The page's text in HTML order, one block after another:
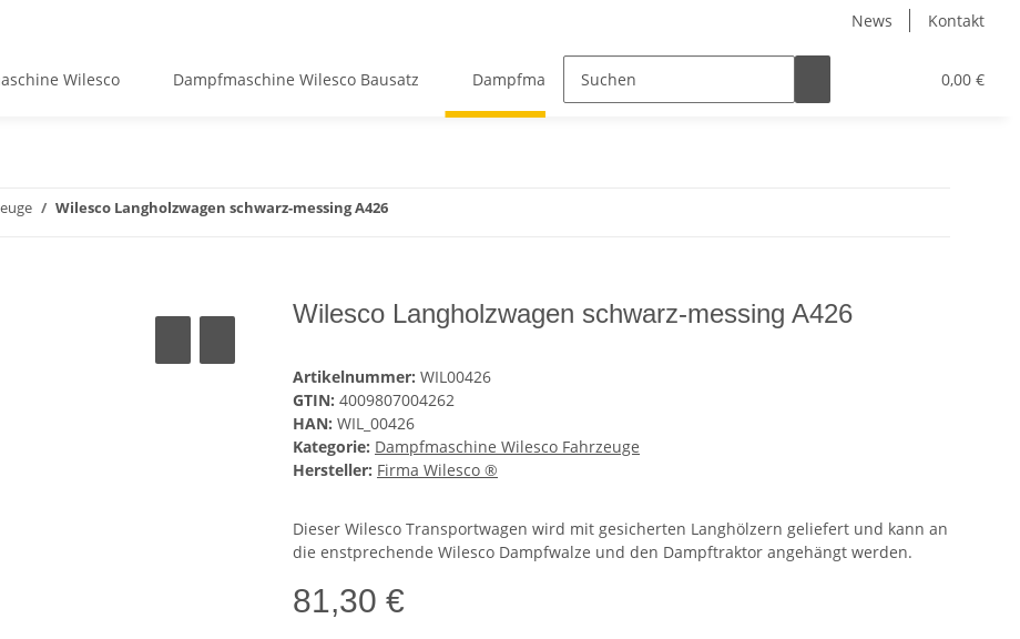
News Kontakt
0,00 €
Wilesco Dampfmaschine Wilesco Bausatz Dampfmaschine Wilesco Fahrzeuge
Wilesco Langholzwagen schwarz-messing A426
Wilesco Langholzwagen schwarz-messing A426
Artikelnummer: WIL00426
GTIN: 4009807004262
HAN: WIL_00426
Kategorie: Dampfmaschine Wilesco Fahrzeuge
Hersteller: Firma Wilesco ®
Dieser Wilesco Transportwagen wird mit gesicherten Langhölzern geliefert und kann an
die enstprechende Wilesco Dampfwalze und den Dampftraktor angehängt werden.
81,30 €